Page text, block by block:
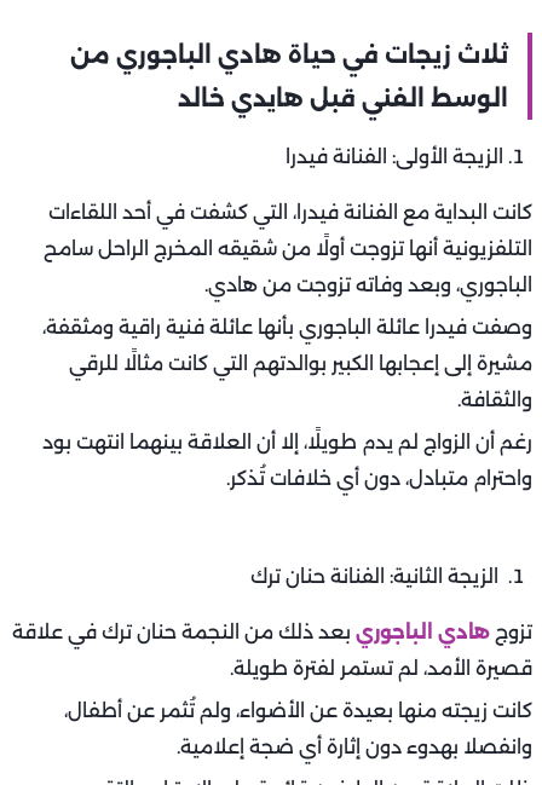
ثلاث زيجات في حياة هادي الباجوري من
الوسط الفني قبل هايدي خالد
الزيجة الأولى: الفنانة فيدرا
كانت البداية مع الفنانة فيدرا، التي كشفت في أحد اللقاءات
التلفزيونية أنها تزوجت أولًا من شقيقه المخرج الراحل سامح
الباجوري، وبعد وفاته تزوجت من هادي.
وصفت فيدرا عائلة الباجوري بأنها عائلة فنية راقية ومثقفة،
مشيرة إلى إعجابها الكبير بوالدتهم التي كانت مثالًا للرقي
والثقافة.
رغم أن الزواج لم يدم طويلًا، إلا أن العلاقة بينهما انتهت بود
واحترام متبادل، دون أي خلافات تُذكر.
الزيجة الثانية: الفنانة حنان ترك
تزوج هادي الباجوري بعد ذلك من النجمة حنان ترك في علاقة
قصيرة الأمد، لم تستمر لفترة طويلة.
كانت زيجته منها بعيدة عن الأضواء، ولم تُثمر عن أطفال،
وانفصلا بهدوء دون إثارة أي ضجة إعلامية.